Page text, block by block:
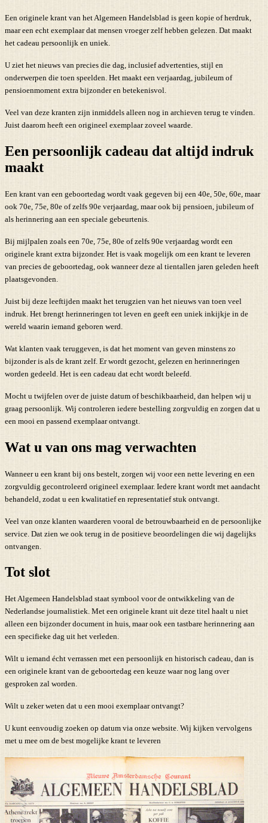
Een originele krant van het Algemeen Handelsblad is geen kopie of herdruk,
maar een echt exemplaar dat mensen vroeger zelf hebben gelezen. Dat maakt
het cadeau persoonlijk en uniek.
U ziet het nieuws van precies die dag, inclusief advertenties, stijl en
onderwerpen die toen speelden. Het maakt een verjaardag, jubileum of
pensioenmoment extra bijzonder en betekenisvol.
Veel van deze kranten zijn inmiddels alleen nog in archieven terug te vinden.
Juist daarom heeft een origineel exemplaar zoveel waarde.
Een persoonlijk cadeau dat altijd indruk
maakt
Een krant van een geboortedag wordt vaak gegeven bij een 40e, 50e, 60e, maar
ook 70e, 75e, 80e of zelfs 90e verjaardag, maar ook bij pensioen, jubileum of
als herinnering aan een speciale gebeurtenis.
Bij mijlpalen zoals een 70e, 75e, 80e of zelfs 90e verjaardag wordt een
originele krant extra bijzonder. Het is vaak mogelijk om een krant te leveren
van precies de geboortedag, ook wanneer deze al tientallen jaren geleden heeft
plaatsgevonden.
Juist bij deze leeftijden maakt het terugzien van het nieuws van toen veel
indruk. Het brengt herinneringen tot leven en geeft een uniek inkijkje in de
wereld waarin iemand geboren werd.
Wat klanten vaak teruggeven, is dat het moment van geven minstens zo
bijzonder is als de krant zelf. Er wordt gezocht, gelezen en herinneringen
worden gedeeld. Het is een cadeau dat echt wordt beleefd.
Mocht u twijfelen over de juiste datum of beschikbaarheid, dan helpen wij u
graag persoonlijk. Wij controleren iedere bestelling zorgvuldig en zorgen dat u
een mooi en passend exemplaar ontvangt.
Wat u van ons mag verwachten
Wanneer u een krant bij ons bestelt, zorgen wij voor een nette levering en een
zorgvuldig gecontroleerd origineel exemplaar. Iedere krant wordt met aandacht
behandeld, zodat u een kwalitatief en representatief stuk ontvangt.
Veel van onze klanten waarderen vooral de betrouwbaarheid en de persoonlijke
service. Dat zien we ook terug in de positieve beoordelingen die wij dagelijks
ontvangen.
Tot slot
Het Algemeen Handelsblad staat symbool voor de ontwikkeling van de
Nederlandse journalistiek. Met een originele krant uit deze titel haalt u niet
alleen een bijzonder document in huis, maar ook een tastbare herinnering aan
een specifieke dag uit het verleden.
Wilt u iemand écht verrassen met een persoonlijk en historisch cadeau, dan is
een originele krant van de geboortedag een keuze waar nog lang over
gesproken zal worden.
Wilt u zeker weten dat u een mooi exemplaar ontvangt?
U kunt eenvoudig zoeken op datum via onze website. Wij kijken vervolgens
met u mee om de best mogelijke krant te leveren